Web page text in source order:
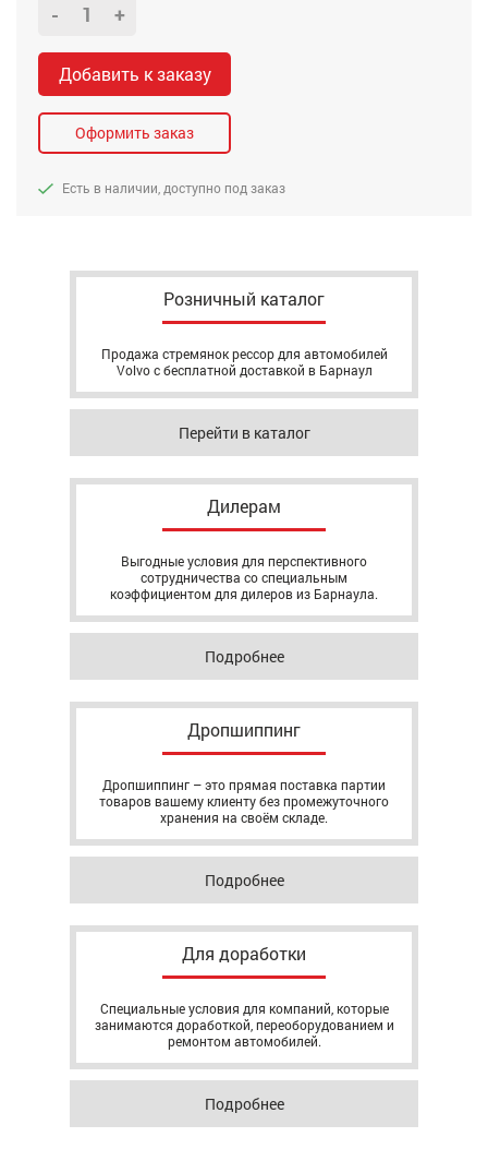
- +
Добавить к заказу
Оформить заказ
Есть в наличии, доступно под заказ
Розничный каталог
Продажа стремянок рессор для автомобилей
Volvo с бесплатной доставкой в Барнаул
Перейти в каталог
Дилерам
Выгодные условия для перспективного
сотрудничества со специальным
коэффициентом для дилеров из Барнаула.
Подробнее
Дропшиппинг
Дропшиппинг – это прямая поставка партии
товаров вашему клиенту без промежуточного
хранения на своём складе.
Подробнее
Для доработки
Специальные условия для компаний, которые
занимаются доработкой, переоборудованием и
ремонтом автомобилей.
Подробнее